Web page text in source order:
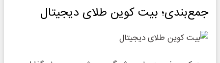
جمع‌بندی؛ بیت کوین طلای دیجیتال